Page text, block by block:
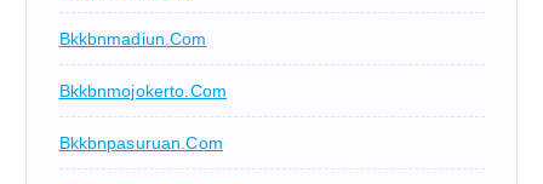
Bkkbnmadiun.com
Bkkbnmojokerto.com
Bkkbnpasuruan.com